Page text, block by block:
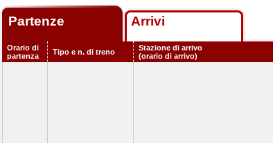
Partenze Arrivi
Orario di
partenza
Tipo e n. di treno
Stazione di arrivo
(orario di arrivo)